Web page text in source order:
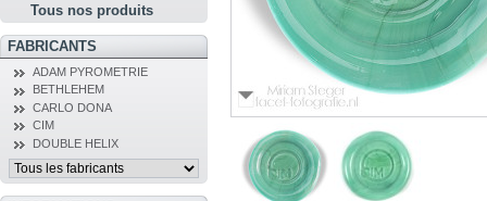
Tous nos produits
FABRICANTS
ADAM PYROMETRIE
BETHLEHEM
CARLO DONA
CIM
DOUBLE HELIX